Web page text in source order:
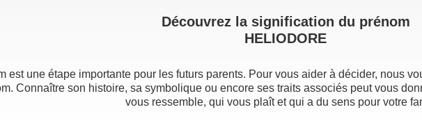
Découvrez la signification du prénom
HELIODORE
est une étape importante pour les futurs parents. Pour vous aider à décider, nous
Connaître son histoire, sa symbolique ou encore ses traits associés peut vous
vous ressemble, qui vous plaît et qui a du sens pour votre